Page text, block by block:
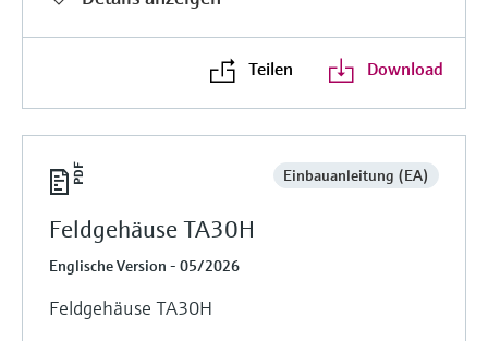
Teilen Download
Einbauanleitung (EA)
Feldgehäuse TA30H
Englische Version - 05/2026
Feldgehäuse TA30H